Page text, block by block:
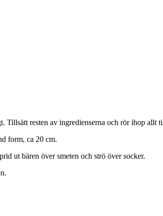
Tillsätt resten av ingredienserna och rör ihop allt
form, ca 20 cm.
ut bären över smeten och strö över socker.